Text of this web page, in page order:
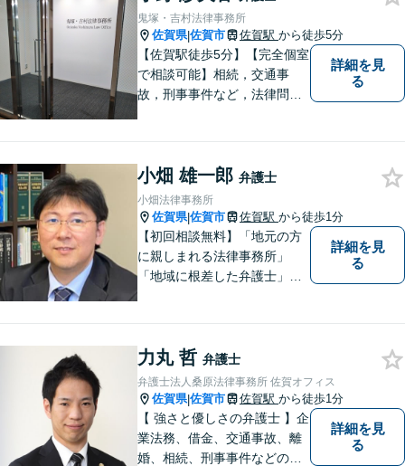
鬼塚・吉村法律事務所
佐賀県|佐賀市 佐賀駅 から徒歩5分
【佐賀駅徒歩5分】【完全個室
で相談可能】相続，交通事
故，刑事事件など，法律問題
お持ち帰りいただけるよう，
全力を尽くします。
詳細を見
る
小畑 雄一郎 弁護士
小畑法律事務所
佐賀県|佐賀市 佐賀駅 から徒歩1分
【初回相談無料】「地元の方
に親しまれる法律事務所」
「地域に根差した弁護士」を
など幅広く対応しております
ので、まずはお気軽にご相談
下さい。【JR佐賀駅1分】
【子連れ相談可】
詳細を見
る
力丸 哲 弁護士
弁護士法人桑原法律事務所 佐賀オフィス
佐賀県|佐賀市 佐賀駅 から徒歩1分
【 強さと優しさの弁護士 】企
業法務、借金、交通事故、離
婚、相続、刑事事件などのご
詳細を見
る